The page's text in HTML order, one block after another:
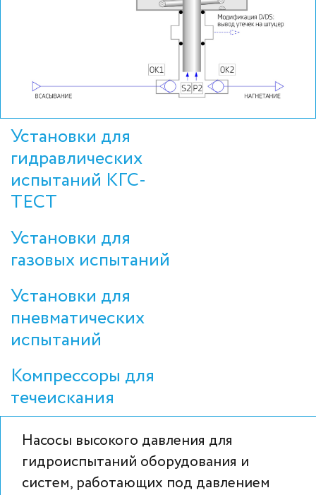
Установки для
гидравлических
испытаний КГС-
ТЕСТ
Установки для
газовых испытаний
Установки для
пневматических
испытаний
Компрессоры для
течеискания
Насосы высокого давления для
гидроиспытаний оборудования и
систем, работающих под давлением